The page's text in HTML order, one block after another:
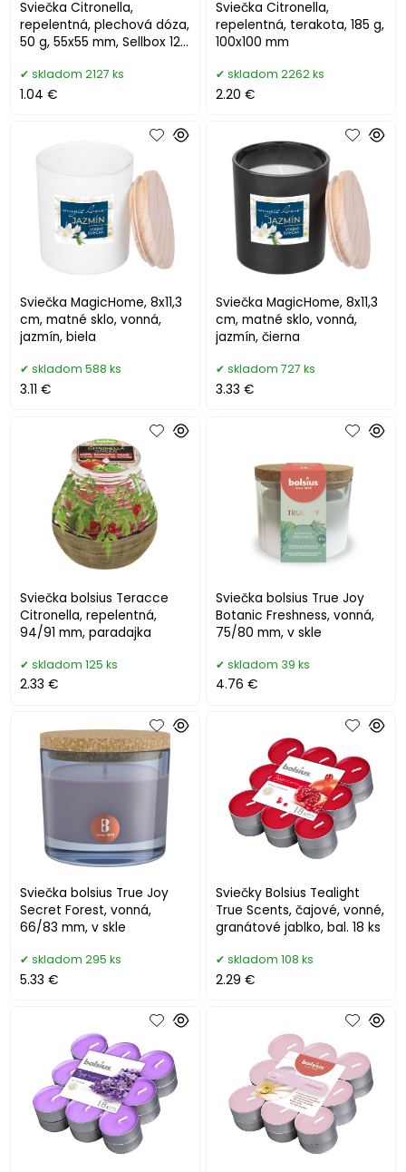
Sviečka Citronella,
repelentná, plechová dóza,
50 g, 55x55 mm, Sellbox 12
skladom 2127 ks
1.04 €
Sviečka Citronella,
repelentná, terakota, 185 g,
100x100 mm
skladom 2262 ks
2.20 €
Sviečka MagicHome, 8x11,3
cm, matné sklo, vonná,
jazmín, biela
skladom 588 ks
3.11 €
Sviečka MagicHome, 8x11,3
cm, matné sklo, vonná,
jazmín, čierna
skladom 727 ks
3.33 €
Sviečka bolsius Teracce
Citronella, repelentná,
94/91 mm, paradajka
skladom 125 ks
2.33 €
Sviečka bolsius True Joy
Botanic Freshness, vonná,
75/80 mm, v skle
skladom 39 ks
4.76 €
Sviečka bolsius True Joy
Secret Forest, vonná,
66/83 mm, v skle
skladom 295 ks
5.33 €
Sviečky Bolsius Tealight
True Scents, čajové, vonné,
granátové jablko, bal. 18 ks
skladom 108 ks
2.29 €